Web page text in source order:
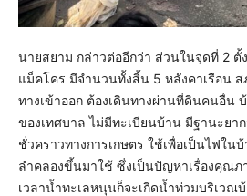
นายสยาม กล่าวต่ออีกว่า ส่วนในจุดที่ 2 ตั้
แม็คโคร มีจำนวนทั้งสิ้น 5 หลังคาเรือน
ทางเข้าออก ต้องเดินทางผ่านที่ดินคนอื่น
ของเทศบาล ไม่มีทะเบียนบ้าน มีฐานะยา
ชั่วคราวทางการเกษตร ใช้เพื่อเป็นไฟใ
ลำคลองขึ้นมาใช้ ซึ่งเป็นปัญหาเรื่องคุณ
เวลาน้ำทะเลหนุนก็จะเกิดน้ำท่วมบริเวณ